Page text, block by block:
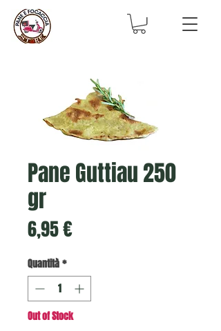
Pane Guttiau 250
gr
6,95 €Prezzo
Quantità*
Out of Stock